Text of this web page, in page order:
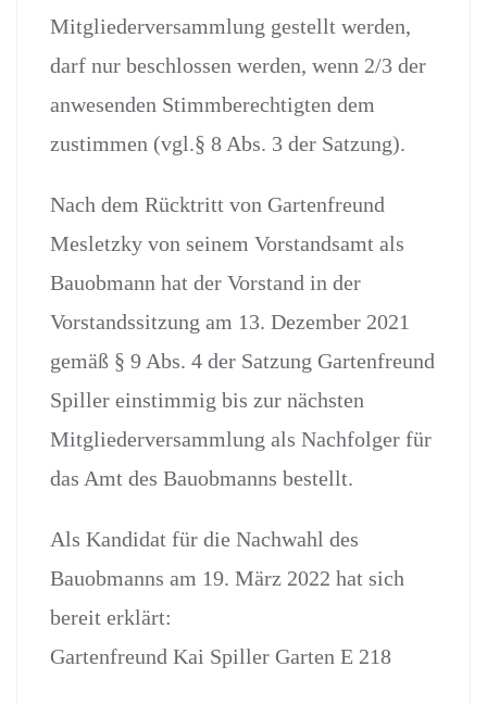
Mitgliederversammlung gestellt werden,
darf nur beschlossen werden, wenn 2/3 der
anwesenden Stimmberechtigten dem
zustimmen (vgl.§ 8 Abs. 3 der Satzung).
Nach dem Rücktritt von Gartenfreund
Mesletzky von seinem Vorstandsamt als
Bauobmann hat der Vorstand in der
Vorstandssitzung am 13. Dezember 2021
gemäß § 9 Abs. 4 der Satzung Gartenfreund
Spiller einstimmig bis zur nächsten
Mitgliederversammlung als Nachfolger für
das Amt des Bauobmanns bestellt.
Als Kandidat für die Nachwahl des
Bauobmanns am 19. März 2022 hat sich
bereit erklärt:
Gartenfreund Kai Spiller Garten E 218